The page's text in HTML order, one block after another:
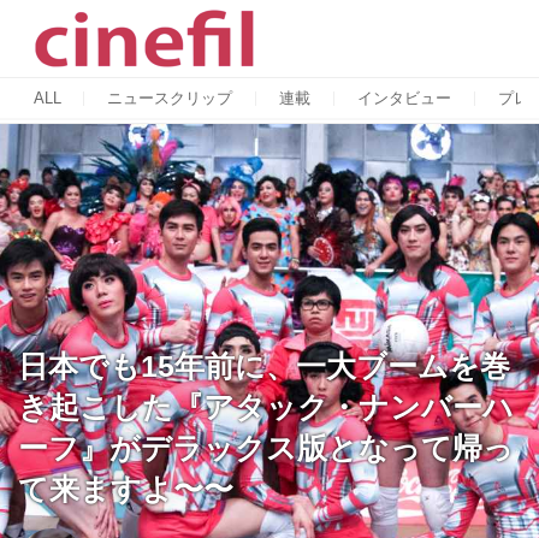
ALL ニュースクリップ 連載 インタビュー プレ
日本でも15年前に、一大ブームを巻
き起こした『アタック・ナンバーハ
ーフ』がデラックス版となって帰っ
て来ますよ〜〜